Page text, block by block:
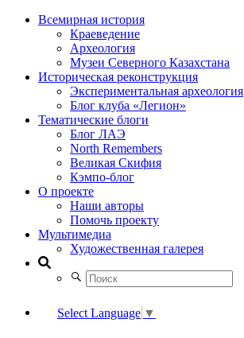
Всемирная история
Краеведение
Археология
Музеи Северного Казахстана
Историческая реконструкция
Экспериментальная археология
Блог клуба «Легион»
Тематические блоги
Блог ЛАЭ
North Remembers
Великая Скифия
Кэмпо-блог
О проекте
Наши авторы
Помочь проекту
Мультимедиа
Художественная галерея
Select Language ▼